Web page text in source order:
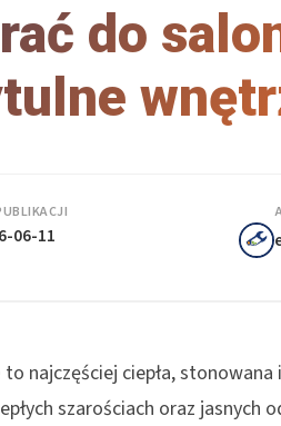
do
06-11
to najczęściej ciepła, stonowana
szarościach oraz jasnych